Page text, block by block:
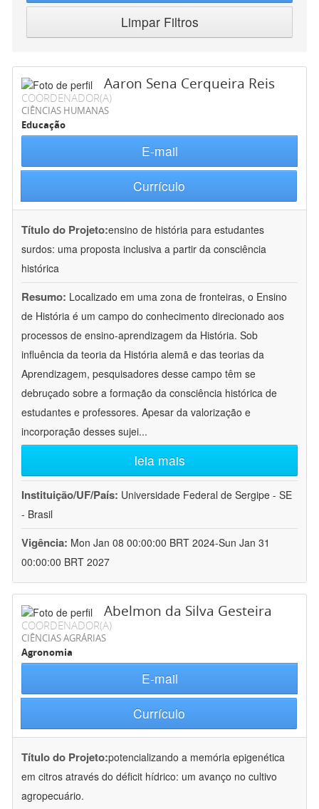
Limpar Filtros
Aaron Sena Cerqueira Reis
COORDENADOR(A)
CIÊNCIAS HUMANAS
Educação
E-mail
Currículo
Título do Projeto:ensino de história para estudantes
surdos: uma proposta inclusiva a partir da consciência
histórica
Resumo: Localizado em uma zona de fronteiras, o Ensino
de História é um campo do conhecimento direcionado aos
processos de ensino-aprendizagem da História. Sob
influência da teoria da História alemã e das teorias da
Aprendizagem, pesquisadores desse campo têm se
debruçado sobre a formação da consciência histórica de
estudantes e professores. Apesar da valorização e
incorporação desses sujei...
leia mais
Instituição/UF/País: Universidade Federal de Sergipe - SE
- Brasil
Vigência: Mon Jan 08 00:00:00 BRT 2024-Sun Jan 31
00:00:00 BRT 2027
Abelmon da Silva Gesteira
COORDENADOR(A)
CIÊNCIAS AGRÁRIAS
Agronomia
E-mail
Currículo
Título do Projeto:potencializando a memória epigenética
em citros através do déficit hídrico: um avanço no cultivo
agropecuário.